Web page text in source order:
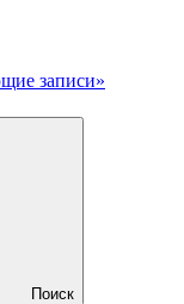
записи»
Поиск